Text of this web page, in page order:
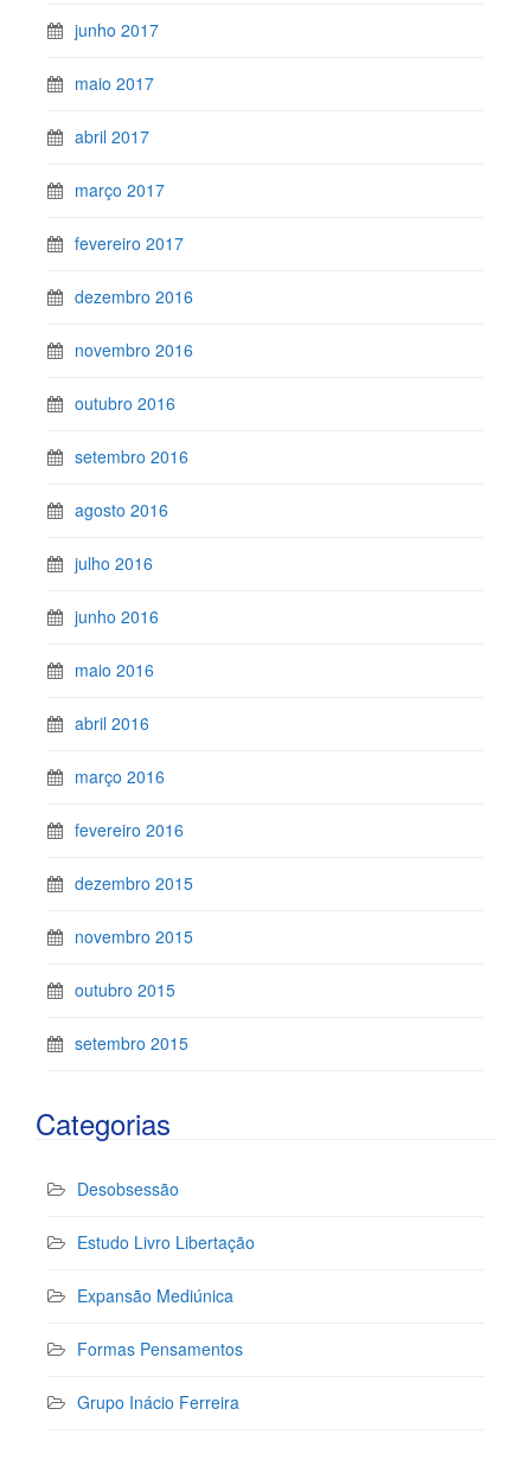
junho 2017
maio 2017
abril 2017
março 2017
fevereiro 2017
dezembro 2016
novembro 2016
outubro 2016
setembro 2016
agosto 2016
julho 2016
junho 2016
maio 2016
abril 2016
março 2016
fevereiro 2016
dezembro 2015
novembro 2015
outubro 2015
setembro 2015
Categorias
Desobsessão
Estudo Livro Libertação
Expansão Mediúnica
Formas Pensamentos
Grupo Inácio Ferreira